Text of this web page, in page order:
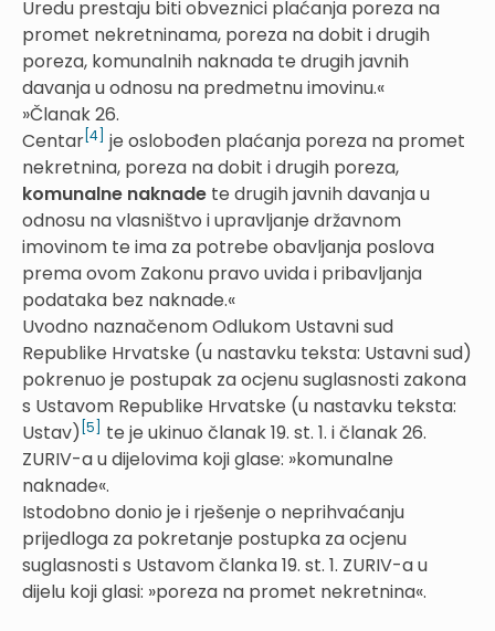
Uredu prestaju biti obveznici plaćanja poreza na
promet nekretninama, poreza na dobit i drugih
poreza, komunalnih naknada te drugih javnih
davanja u odnosu na predmetnu imovinu.«
»Članak 26.
Centar [4] je oslobođen plaćanja poreza na promet
nekretnina, poreza na dobit i drugih poreza,
komunalne naknade te drugih javnih davanja u
odnosu na vlasništvo i upravljanje državnom
imovinom te ima za potrebe obavljanja poslova
prema ovom Zakonu pravo uvida i pribavljanja
podataka bez naknade.«
Uvodno naznačenom Odlukom Ustavni sud
Republike Hrvatske (u nastavku teksta: Ustavni sud)
pokrenuo je postupak za ocjenu suglasnosti zakona
s Ustavom Republike Hrvatske (u nastavku teksta:
Ustav) [5]
te je ukinuo članak 19. st. 1. i članak 26.
ZURIV-a u dijelovima koji glase: »komunalne
naknade«.
Istodobno donio je i rješenje o neprihvaćanju
prijedloga za pokretanje postupka za ocjenu
suglasnosti s Ustavom članka 19. st. 1. ZURIV-a u
dijelu koji glasi: »poreza na promet nekretnina«.